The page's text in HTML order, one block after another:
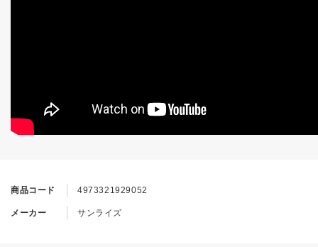
商品コード 4973321929052
メーカー サンライズ